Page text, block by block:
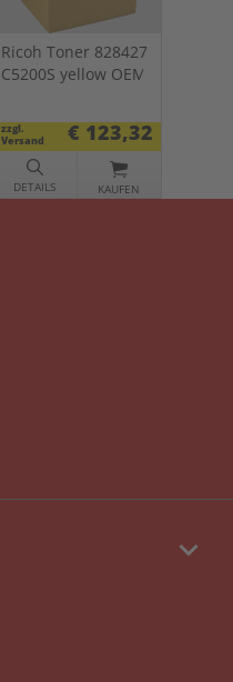
Ricoh Toner 828427
C5200S yellow OEM
zzgl.
Versand
€ 123,32
DETAILS KAUFEN
keyboard_arrow_down